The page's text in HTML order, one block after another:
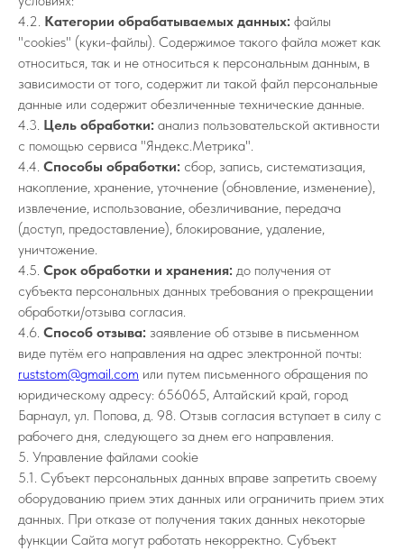
4.2. Категории обрабатываемых данных: файлы
"cookies" (куки-файлы). Содержимое такого файла может как
относиться, так и не относиться к персональным данным, в
зависимости от того, содержит ли такой файл персональные
данные или содержит обезличенные технические данные.
4.3. Цель обработки: анализ пользовательской активности
с помощью сервиса "Яндекс.Метрика".
4.4. Способы обработки: сбор, запись, систематизация,
накопление, хранение, уточнение (обновление, изменение),
извлечение, использование, обезличивание, передача
(доступ, предоставление), блокирование, удаление,
уничтожение.
4.5. Срок обработки и хранения: до получения от
субъекта персональных данных требования о прекращении
обработки/отзыва согласия.
4.6. Способ отзыва: заявление об отзыве в письменном
виде путём его направления на адрес электронной почты:
ruststom@gmail.com или путем письменного обращения по
юридическому адресу: 656065, Алтайский край, город
Барнаул, ул. Попова, д. 98. Отзыв согласия вступает в силу с
рабочего дня, следующего за днем его направления.
5. Управление файлами cookie
5.1. Субъект персональных данных вправе запретить своему
оборудованию прием этих данных или ограничить прием этих
данных. При отказе от получения таких данных некоторые
функции Сайта могут работать некорректно. Субъект